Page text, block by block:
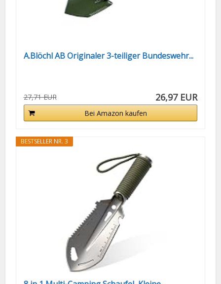
A.Blöchl AB Originaler 3-teiliger Bundeswehr...
27,71 EUR 26,97 EUR
Bei Amazon kaufen
BESTSELLER NR. 3